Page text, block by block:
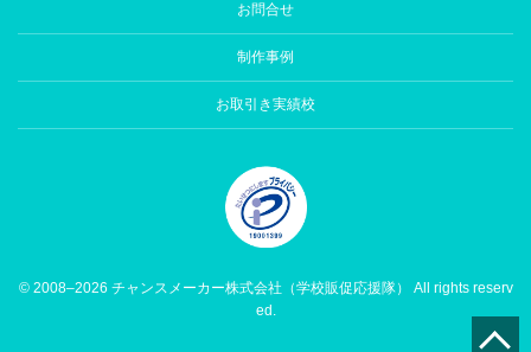
お問合せ
制作事例
お取引き実績校
© 2008–2026 チャンスメーカー株式会社（学校販促応援隊） All rights reserv
ed.